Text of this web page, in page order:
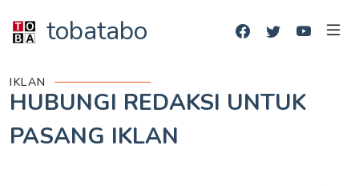
tobatabo
IKLAN
HUBUNGI REDAKSI UNTUK
PASANG IKLAN